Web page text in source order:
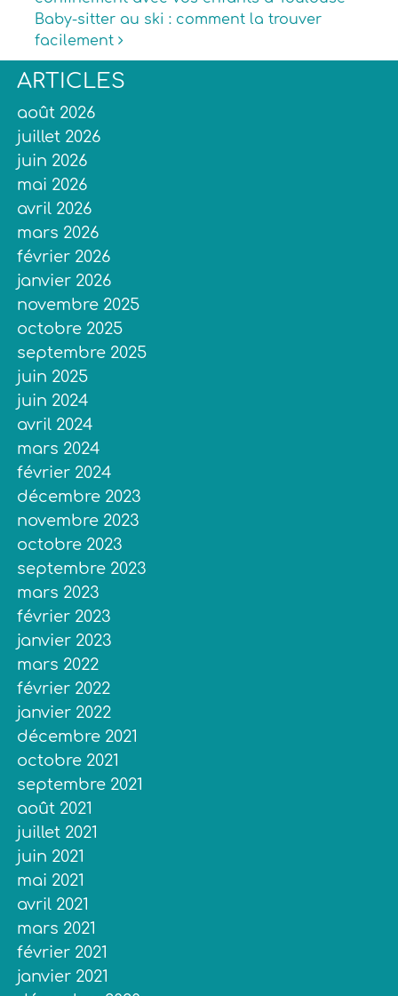
Baby-sitter au ski : comment la trouver
facilement
ARTICLES
août 2026
juillet 2026
juin 2026
mai 2026
avril 2026
mars 2026
février 2026
janvier 2026
novembre 2025
octobre 2025
septembre 2025
juin 2025
juin 2024
avril 2024
mars 2024
février 2024
décembre 2023
novembre 2023
octobre 2023
septembre 2023
mars 2023
février 2023
janvier 2023
mars 2022
février 2022
janvier 2022
décembre 2021
octobre 2021
septembre 2021
août 2021
juillet 2021
juin 2021
mai 2021
avril 2021
mars 2021
février 2021
janvier 2021